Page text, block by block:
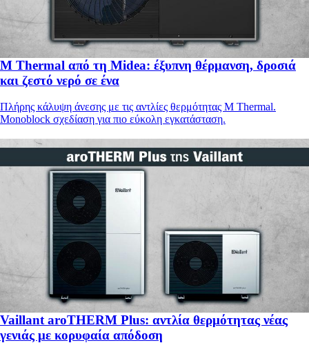
M Thermal από τη Midea: έξυπνη θέρμανση, δροσιά
και ζεστό νερό σε ένα
Πλήρης κάλυψη άνεσης με τις αντλίες θερμότητας M Thermal.
Monoblock σχεδίαση για πιο εύκολη εγκατάσταση.
Vaillant aroTHERM Plus: αντλία θερμότητας νέας
γενιάς με κορυφαία απόδοση